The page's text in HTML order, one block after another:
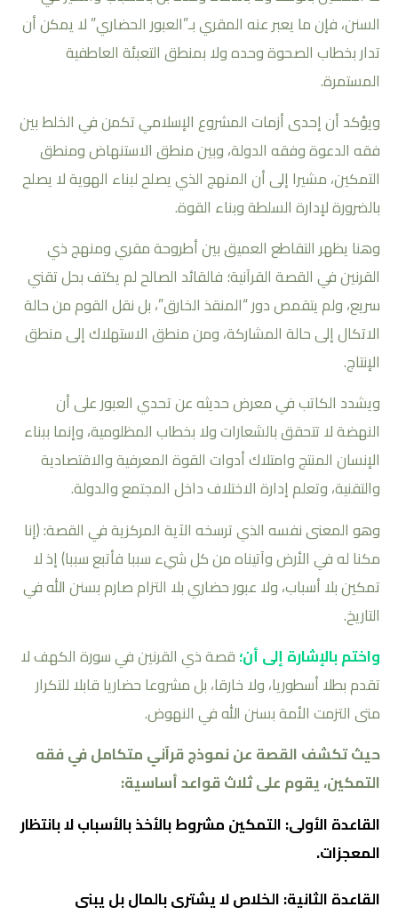
السنن، فإن ما يعبر عنه المقري بـ”العبور الحضاري” لا يمكن أن
تدار بخطاب الصحوة وحده ولا بمنطق التعبئة العاطفية
المستمرة.
ويؤكد أن إحدى أزمات المشروع الإسلامي تكمن في الخلط بين
فقه الدعوة وفقه الدولة، وبين منطق الاستنهاض ومنطق
التمكين، مشيرا إلى أن المنهج الذي يصلح لبناء الهوية لا يصلح
بالضرورة لإدارة السلطة وبناء القوة.
وهنا يظهر التقاطع العميق بين أطروحة مقري ومنهج ذي
القرنين في القصة القرآنية؛ فالقائد الصالح لم يكتف بحل تقني
سريع، ولم يتقمص دور “المنقذ الخارق”، بل نقل القوم من حالة
الاتكال إلى حالة المشاركة، ومن منطق الاستهلاك إلى منطق
الإنتاج.
ويشدد الكاتب في معرض حديثه عن تحدي العبور على أن
النهضة لا تتحقق بالشعارات ولا بخطاب المظلومية، وإنما ببناء
الإنسان المنتج وامتلاك أدوات القوة المعرفية والاقتصادية
والتقنية، وتعلم إدارة الاختلاف داخل المجتمع والدولة.
وهو المعنى نفسه الذي ترسخه الآية المركزية في القصة: (إنا
مكنا له في الأرض وآتيناه من كل شيء سببا فأتبع سببا) إذ لا
تمكين بلا أسباب، ولا عبور حضاري بلا التزام صارم بسنن الله في
التاريخ.
واختم بالإشارة إلى أن؛ قصة ذي القرنين في سورة الكهف لا
تقدم بطلا أسطوريا، ولا خارقا، بل مشروعا حضاريا قابلا للتكرار
متى التزمت الأمة بسنن الله في النهوض.
حيث تكشف القصة عن نموذج قرآني متكامل في فقه
التمكين، يقوم على ثلاث قواعد أساسية:
القاعدة الأولى: التمكين مشروط بالأخذ بالأسباب لا بانتظار
المعجزات.
القاعدة الثانية: الخلاص لا يشترى بالمال بل يبنى